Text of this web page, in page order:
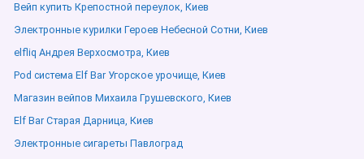
Вейп купить Крепостной переулок, Киев
Электронные курилки Героев Небесной Сотни, Киев
elfliq Андрея Верхосмотра, Киев
Pod система Elf Bar Угорское урочище, Киев
Магазин вейпов Михаила Грушевского, Киев
Elf Bar Старая Дарница, Киев
Электронные сигареты Павлоград